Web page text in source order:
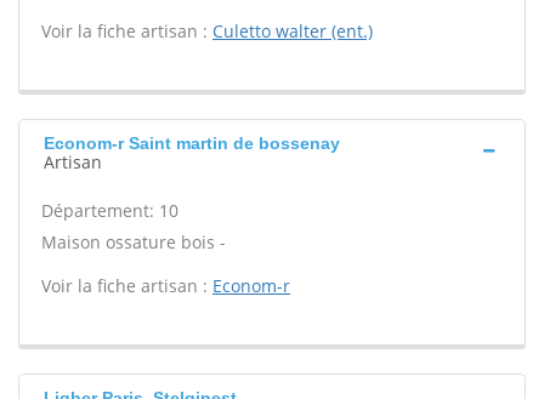
Voir la fiche artisan : Culetto walter (ent.)
Econom-r Saint martin de bossenay
Artisan
Département: 10
Maison ossature bois -
Voir la fiche artisan : Econom-r